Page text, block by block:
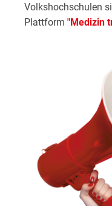
Volkshochschulen
Plattform "Medizin